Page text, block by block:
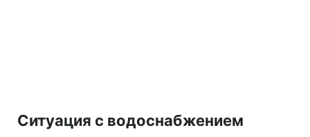
Ситуация с водоснабжением